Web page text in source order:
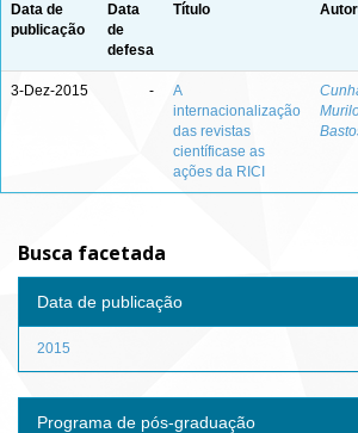
Data de
publicação
Data
de
defesa
Título
3-Dez-2015 -
A
internacionalização
das revistas
científicase as
ações da RICI
Busca facetada
Data de publicação
2015
Programa de pós-graduação